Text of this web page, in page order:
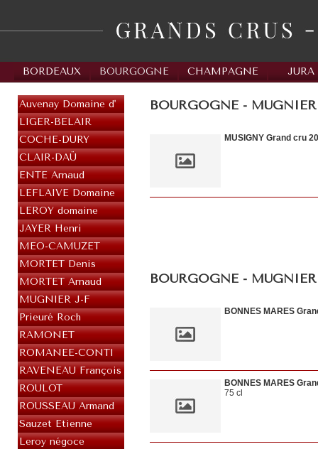
BORDEAUX BOURGOGNE CHAMPAGNE JURA
Auvenay Domaine d'
LIGER-BELAIR
COCHE-DURY
CLAIR-DAÜ
ENTE Arnaud
LEFLAIVE Domaine
LEROY domaine
JAYER Henri
MEO-CAMUZET
MORTET Denis
MORTET Arnaud
MUGNIER J-F
Prieuré Roch
RAMONET
ROMANEE-CONTI
RAVENEAU François
ROULOT
ROUSSEAU Armand
Sauzet Etienne
Leroy négoce
BOURGOGNE -
MUSIGNY Grand cru
BOURGOGNE -
BONNES MARES
BONNES MARES
75 cl